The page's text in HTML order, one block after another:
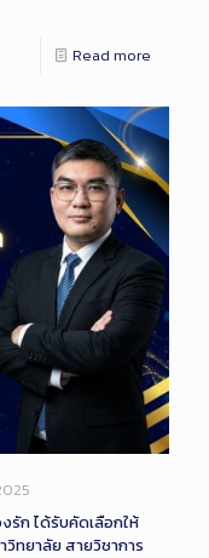
Read more
รัก ได้รับคัดเลือกให้
วิทยาลัย สายวิชาการ